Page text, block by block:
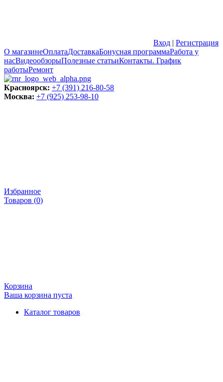
Вход | Регистрация
О магазинеОплатаДоставкаБонусная программаРабота у
насВидеообзорыПолезные статьиКонтакты. График
работыРемонт
Красноярск: +7 (391) 216-80-58
Москва: +7 (925) 253-98-10
Избранное
Товаров (0)
Корзина
Ваша корзина пуста
Каталог товаров